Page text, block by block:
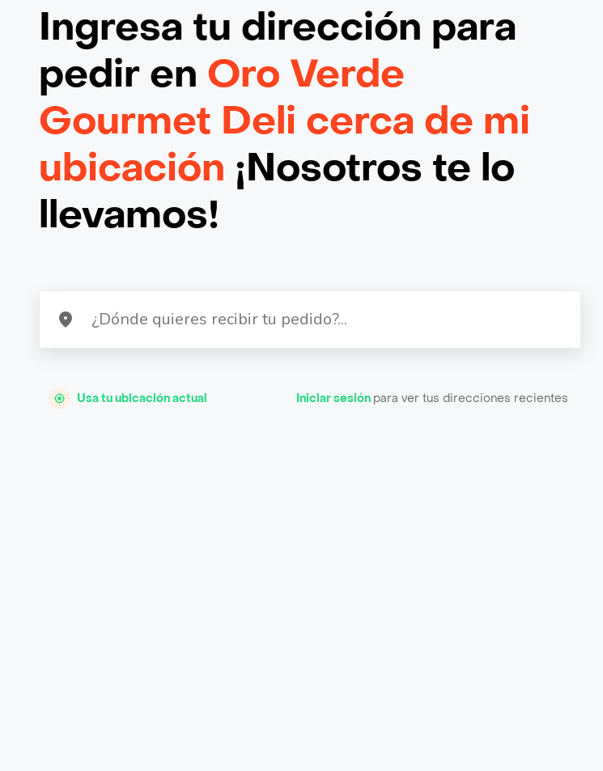
Ingresa tu dirección para
pedir en Oro Verde
Gourmet Deli cerca de mi
ubicación ¡Nosotros te lo
llevamos!
Usa tu ubicación actual Iniciar sesión para ver tus direcciones recientes